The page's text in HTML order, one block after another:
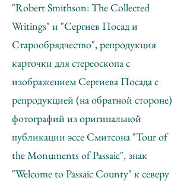
"Robert Smithson: The Collected
Writings" и "Сергиев Посад и
Старообрядчество", репродукция
карточки для стереоскопа с
изображением Сергиева Посада с
репродукцией (на обратной стороне)
фотографий из оригинальной
публикации эссе Смитсона "Tour of
the Monuments of Passaic", знак
"Welcome to Passaic County" к северу